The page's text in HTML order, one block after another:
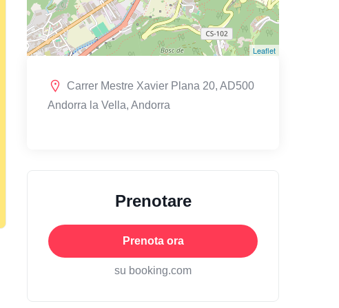
Leaflet
Carrer Mestre Xavier Plana 20, AD500
Andorra la Vella, Andorra
Prenotare
Prenota ora
su booking.com